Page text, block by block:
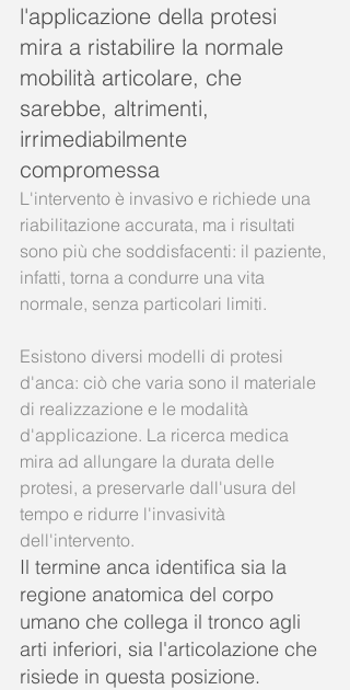
l'applicazione della protesi
mira a ristabilire la normale
mobilità articolare, che
sarebbe, altrimenti,
irrimediabilmente
compromessa
L'intervento è invasivo e richiede una
riabilitazione accurata, ma i risultati
sono più che soddisfacenti: il paziente,
infatti, torna a condurre una vita
normale, senza particolari limiti.
Esistono diversi modelli di protesi
d'anca: ciò che varia sono il materiale
di realizzazione e le modalità
d'applicazione. La ricerca medica
mira ad allungare la durata delle
protesi, a preservarle dall'usura del
tempo e ridurre l'invasività
dell'intervento.
Il termine anca identifica sia la
regione anatomica del corpo
umano che collega il tronco agli
arti inferiori, sia l'articolazione che
risiede in questa posizione.